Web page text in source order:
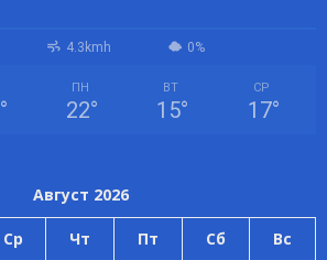
4.3kmh 0%
°
ПН
22°
ВТ
15°
СР
17°
Август 2026
Ср Чт Пт Сб Вс